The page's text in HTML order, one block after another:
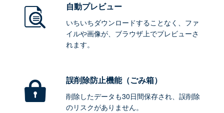
自動プレビュー
いちいちダウンロードすることなく、ファ
イルや画像が、ブラウザ上でプレビューさ
れます。
誤削除防止機能（ごみ箱）
削除したデータも30日間保存され、誤削除
のリスクがありません。